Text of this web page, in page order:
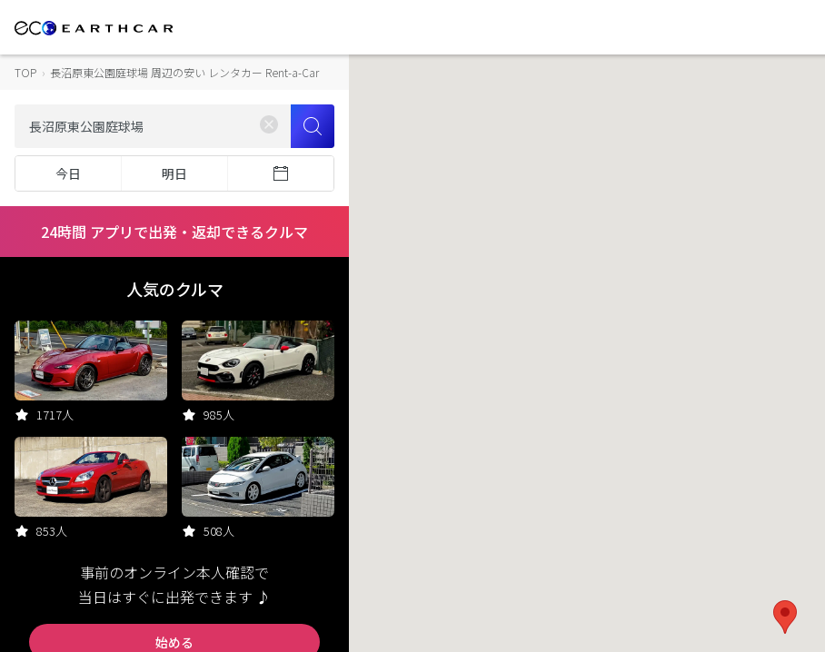
TOP › 長沼原東公園庭球場 周辺の安い レンタカー Rent-a-Car
今日 明日
24時間 アプリで出発・返却できるクルマ
人気のクルマ
1717人 985人
853人 508人
事前のオンライン本人確認で
当日はすぐに出発できます ♪
始める